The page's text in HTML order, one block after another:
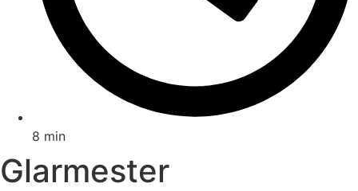
8 min
Glarmester